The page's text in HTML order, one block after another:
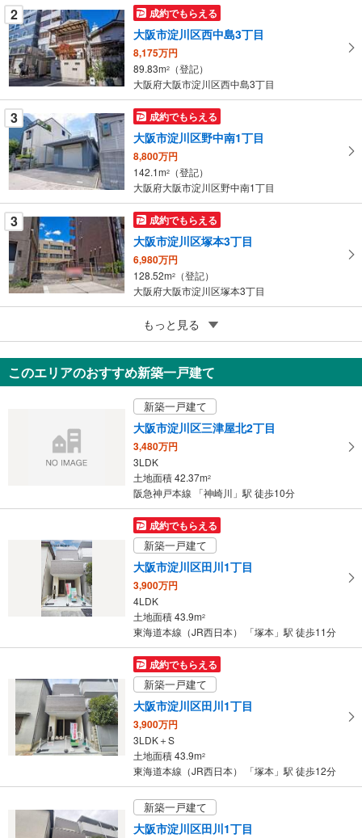
件
を
マ
イ
ペ
ー
ジ
保
存
す
る
2 成約でもらえる
大阪市淀川区西中島3丁目
8,175万円
89.83m2
（登記）
大阪府大阪市淀川区西中島3丁目
3 成約でもらえる
大阪市淀川区野中南1丁目
8,800万円
142.1m2
（登記）
大阪府大阪市淀川区野中南1丁目
3 成約でもらえる
大阪市淀川区塚本3丁目
6,980万円
128.52m2
（登記）
大阪府大阪市淀川区塚本3丁目
成約でもらえる
大阪市淀川区塚本3丁目
6,980万円
128.52m
（登記）
もっと見る
このエリアのおすすめ新築一戸建て
新築一戸建て
大阪市淀川区三津屋北2丁目
3,480万円
3LDK
土地面積 42.37m2
阪急神戸本線 「神崎川」駅 徒歩10分
成約でもらえる
新築一戸建て
大阪市淀川区田川1丁目
3,900万円
4LDK
土地面積 43.9m2
東海道本線（JR西日本） 「塚本」駅 徒歩11分
成約でもらえる
新築一戸建て
大阪市淀川区田川1丁目
3,900万円
3LDK＋S
土地面積 43.9m2
東海道本線（JR西日本） 「塚本」駅 徒歩12分
新築一戸建て
大阪市淀川区田川1丁目